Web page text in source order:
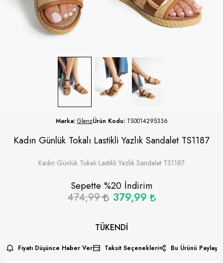
Marka: GlenzÜrün Kodu: TS0014295336
Kadın Günlük Tokalı Lastikli Yazlık Sandalet TS1187
Kadın Günlük Tokalı Lastikli Yazlık Sandalet TS1187
Sepette %20İndirim
474,99 379,99
TÜKENDI
Fiyatı Düşünce Haber Ver Taksit Seçenekleri Bu Ürünü Paylaş